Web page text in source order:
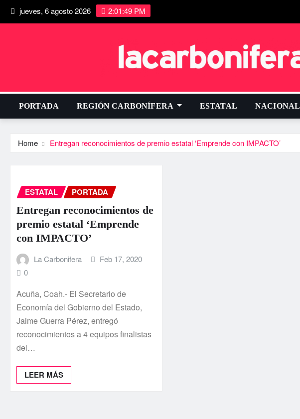
jueves, 6 agosto 2026 2:01:49 PM
PORTADA REGIÓN CARBONÍFERA ESTATAL NACIONAL
Home Entregan reconocimientos de premio estatal ‘Emprende con IMPACTO’
ESTATAL PORTADA
Entregan reconocimientos de
premio estatal ‘Emprende
con IMPACTO’
La Carbonifera
Feb 17, 2020
0
Acuña, Coah.- El Secretario de
Economía del Gobierno del Estado,
Jaime Guerra Pérez, entregó
reconocimientos a 4 equipos finalistas
del…
LEER MÁS